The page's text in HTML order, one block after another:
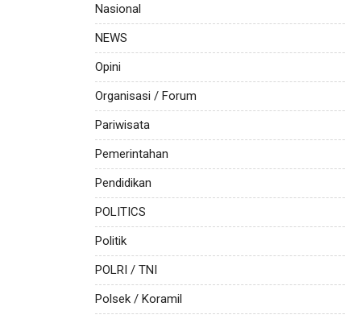
Nasional
NEWS
Opini
Organisasi / Forum
Pariwisata
Pemerintahan
Pendidikan
POLITICS
Politik
POLRI / TNI
Polsek / Koramil